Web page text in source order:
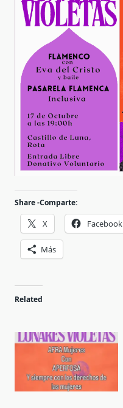
Share -Comparte:
X Facebook
Más
Related